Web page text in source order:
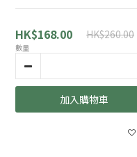
HK$168.00 HK$260.00
數量
加入購物車